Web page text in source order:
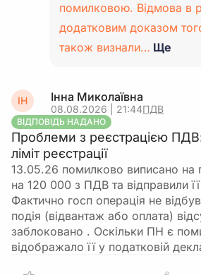
помилковою. Відмова в
додатковим доказом
також визнали… Ще
ІН Інна Миколаївна
08.08.2026 | 21:44ПДВ
ВІДПОВІДЬ НАДАНО
Проблеми з реєстрацією
ліміт реєстрації
13.05.26 помилково виписано
на 120 000 з ПДВ та відправили
Фактично госп операція не
подія (відвантаж або оплата)
заблоковано . Оскільки ПН є
відображало її у податковій